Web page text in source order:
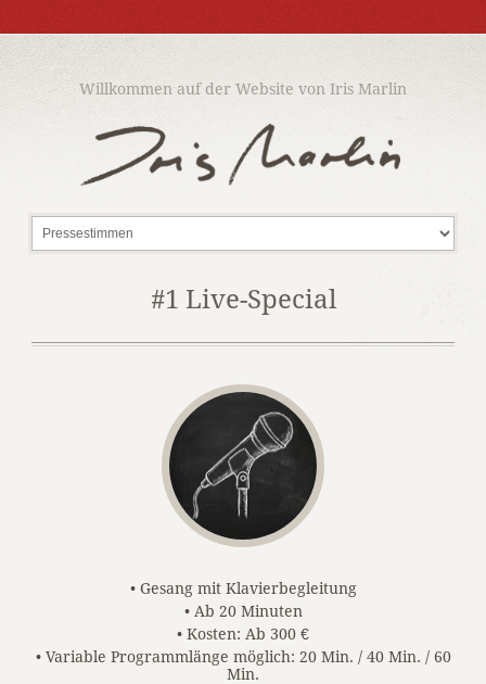
Willkommen auf der Website von Iris Marlin
#1 Live-Special
• Gesang mit Klavierbegleitung
• Ab 20 Minuten
• Kosten: Ab 300 €
• Variable Programmlänge möglich: 20 Min. / 40 Min. / 60
Min.